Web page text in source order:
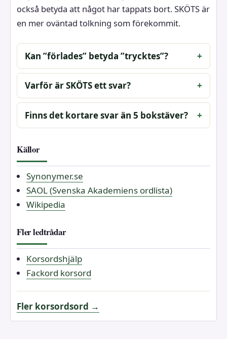
också betyda att något har tappats bort. SKÖTS är
en mer oväntad tolkning som förekommit.
Kan ”förlades” betyda ”trycktes”?
Varför är SKÖTS ett svar?
Finns det kortare svar än 5 bokstäver?
Källor
Synonymer.se
SAOL (Svenska Akademiens ordlista)
Wikipedia
Fler ledtrådar
Korsordshjälp
Fackord korsord
Fler korsordsord →